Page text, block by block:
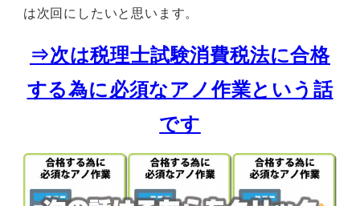
は次回にしたいと思います。
⇒次は税理士試験消費税法に合格
する為に必須なアノ作業という話
です